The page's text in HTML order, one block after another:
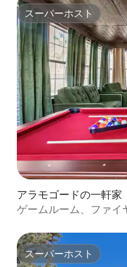
スーパーホスト
スーパーホスト
アラモゴードの一軒家
ゲームルーム、ファイ
スーパーホスト
スーパーホスト